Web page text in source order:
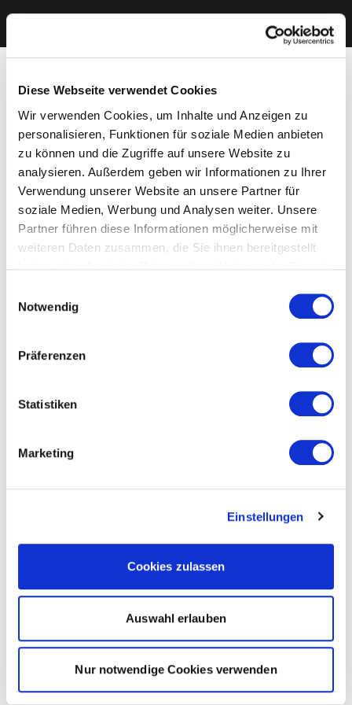
Diese Webseite verwendet Cookies
Wir verwenden Cookies, um Inhalte und Anzeigen zu
personalisieren, Funktionen für soziale Medien anbieten
zu können und die Zugriffe auf unsere Website zu
analysieren. Außerdem geben wir Informationen zu Ihrer
Verwendung unserer Website an unsere Partner für
soziale Medien, Werbung und Analysen weiter. Unsere
Partner führen diese Informationen möglicherweise mit
weiteren Daten zusammen, die Sie ihnen bereitgestellt
Cookies, wenn Sie unsere Webseite weiterhin nutzen.
Notwendig
Präferenzen
Statistiken
Marketing
Einstellungen
Cookies zulassen
Auswahl erlauben
Nur notwendige Cookies verwenden